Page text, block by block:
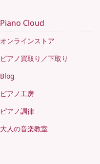
Piano Cloud
オンラインストア
ピアノ買取り／下取り
Blog
ピアノ工房
ピアノ調律
大人の音楽教室